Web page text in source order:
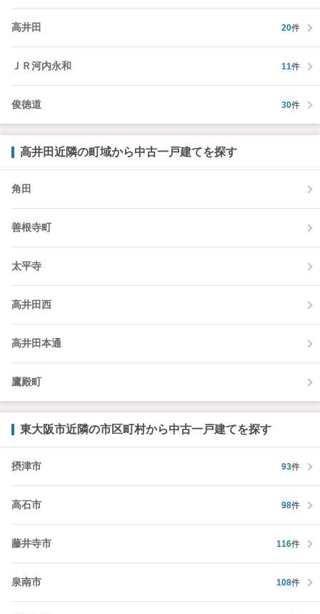
高井田 20件
ＪＲ河内永和 11件
俊徳道 30件
高井田近隣の町域から中古一戸建てを探す
角田
善根寺町
太平寺
高井田西
高井田本通
鷹殿町
東大阪市近隣の市区町村から中古一戸建てを探す
摂津市 93件
高石市 98件
藤井寺市 116件
泉南市 108件